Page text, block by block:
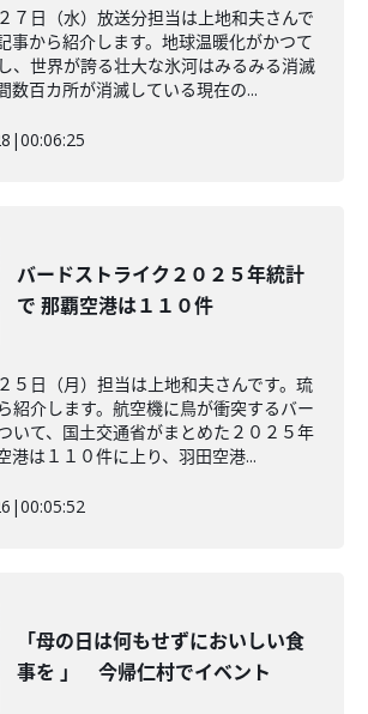
７日（水）放送分担当は上地和夫さんで
事から紹介します。地球温暖化がかつて
、世界が誇る壮大な氷河はみるみる消滅
数百カ所が消滅している現在の...
|00:06:25
バードストライク２０２５年統計
で 那覇空港は１１０件
５日（月）担当は上地和夫さんです。琉
紹介します。航空機に鳥が衝突するバー
いて、国土交通省がまとめた２０２５年
港は１１０件に上り、羽田空港...
|00:05:52
「母の日は何もせずにおいしい食
事を 」 今帰仁村でイベント